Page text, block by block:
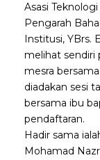
Asasi
Pengarah
Institusi, YBrs.
melihat sendiri
mesra
diadakan sesi
bersama ibu
pendaftaran.
Hadir sama
Mohamad